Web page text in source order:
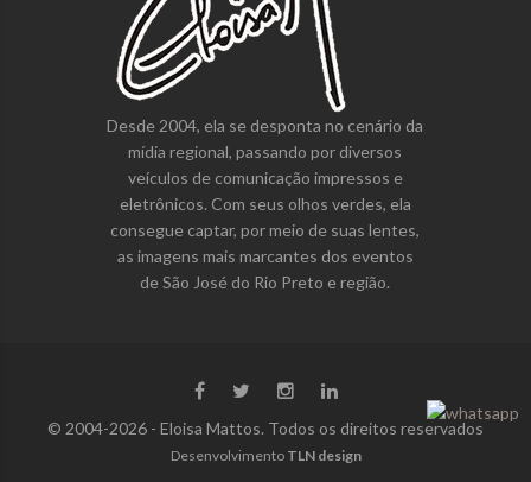
Desde 2004, ela se desponta no cenário da
mídia regional, passando por diversos
veículos de comunicação impressos e
eletrônicos. Com seus olhos verdes, ela
consegue captar, por meio de suas lentes,
as imagens mais marcantes dos eventos
de São José do Rio Preto e região.
© 2004-2026 - Eloisa Mattos. Todos os direitos reservados
Desenvolvimento TLN design